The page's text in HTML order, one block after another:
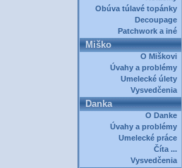
Obúva túlavé topánky
Decoupage
Patchwork a iné
Miško
O Miškovi
Úvahy a problémy
Umelecké úlety
Vysvedčenia
Danka
O Danke
Úvahy a problémy
Umelecké práce
Číta ...
Vysvedčenia